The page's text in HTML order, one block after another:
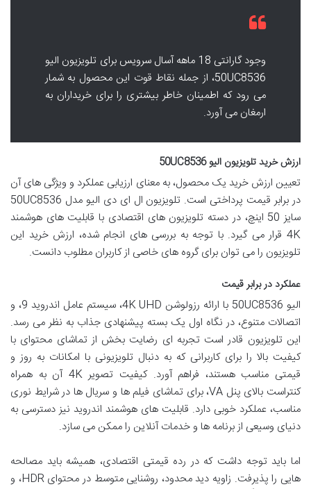
وجود گارانتی 18 ماهه آسال سرویس برای تلویزیون الیو
50UC8536، از جمله نقاط قوت این محصول به شمار
می رود که اطمینان خاطر بیشتری را برای خریداران به
ارمغان می آورد.
ارزش خرید تلویزیون الیو 50UC8536
تعیین ارزش خرید یک محصول، به معنای ارزیابی عملکرد و ویژگی های آن
در برابر قیمت پرداختی است. تلویزیون ال ای دی الیو مدل 50UC8536
سایز 50 اینچ، در دسته تلویزیون های اقتصادی با قابلیت های هوشمند
4K قرار می گیرد. با توجه به بررسی های انجام شده، ارزش خرید این
تلویزیون را می توان برای گروه های خاصی از کاربران مطلوب دانست.
عملکرد در برابر قیمت
الیو 50UC8536 با ارائه رزولوشن 4K UHD، سیستم عامل اندروید 9، و
اتصالات متنوع، در نگاه اول یک بسته پیشنهادی جذاب به نظر می رسد.
این تلویزیون قادر است تجربه ای رضایت بخش از تماشای محتوای با
کیفیت بالا را برای کاربرانی که به دنبال تلویزیونی با امکانات به روز و
قیمتی مناسب هستند، فراهم آورد. کیفیت تصویر 4K آن به همراه
کنتراست بالای پنل VA، برای تماشای فیلم ها و سریال ها در شرایط نوری
مناسب، عملکرد خوبی دارد. قابلیت های هوشمند اندروید نیز دسترسی به
دنیای وسیعی از برنامه ها و خدمات آنلاین را ممکن می سازد.
اما باید توجه داشت که در رده قیمتی اقتصادی، همیشه باید مصالحه
هایی را پذیرفت. زاویه دید محدود، روشنایی متوسط در محتوای HDR، و